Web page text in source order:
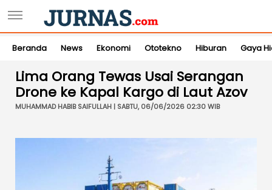
Beranda News Ekonomi Ototekno Hiburan Gaya
Lima Orang Tewas Usai Serangan
Drone ke Kapal Kargo di Laut Azov
MUHAMMAD HABIB SAIFULLAH | SABTU, 06/06/2026 02:30 WIB